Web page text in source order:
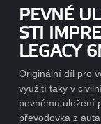
PEVNÉ
STI
LEGACY
Originální díl pro
využití taky v
pevnému uložení
převodovka z